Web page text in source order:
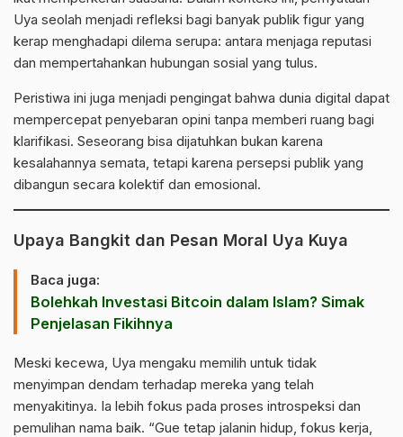
Uya seolah menjadi refleksi bagi banyak publik figur yang
kerap menghadapi dilema serupa: antara menjaga reputasi
dan mempertahankan hubungan sosial yang tulus.
Peristiwa ini juga menjadi pengingat bahwa dunia digital dapat
mempercepat penyebaran opini tanpa memberi ruang bagi
klarifikasi. Seseorang bisa dijatuhkan bukan karena
kesalahannya semata, tetapi karena persepsi publik yang
dibangun secara kolektif dan emosional.
Upaya Bangkit dan Pesan Moral Uya Kuya
Baca juga:
Bolehkah Investasi Bitcoin dalam Islam? Simak
Penjelasan Fikihnya
Meski kecewa, Uya mengaku memilih untuk tidak
menyimpan dendam terhadap mereka yang telah
menyakitinya. Ia lebih fokus pada proses introspeksi dan
pemulihan nama baik. “Gue tetap jalanin hidup, fokus kerja,